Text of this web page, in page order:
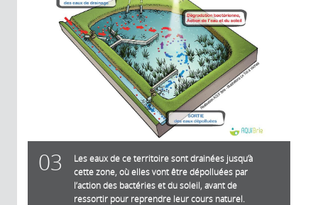
03
Les eaux de ce territoire sont drainées jusqu’à
cette zone, où elles vont être dépolluées par
l’action des bactéries et du soleil, avant de
ressortir pour reprendre leur cours naturel.